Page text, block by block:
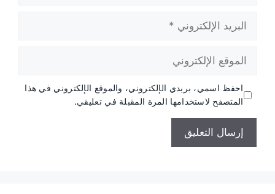
الإلكتروني
الإلكتروني
احفظ اسمي، بريدي الإلكتروني، والموقع الإلكتروني في هذا
المتصفح لاستخدامها المرة المقبلة في تعليقي.